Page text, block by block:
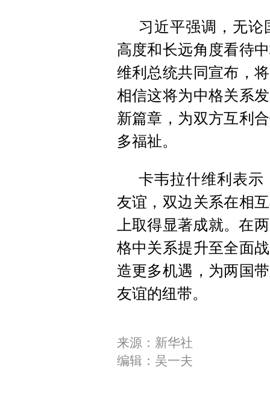
习近平强调，无
高度和长远角度看待
维利总统共同宣布，
相信这将为中格关系
新篇章，为双方互利
多福祉。
卡韦拉什维利表示
友谊，双边关系在相
上取得显著成就。在
格中关系提升至全面
造更多机遇，为两国
友谊的纽带。
来源：新华社
编辑：吴一夫